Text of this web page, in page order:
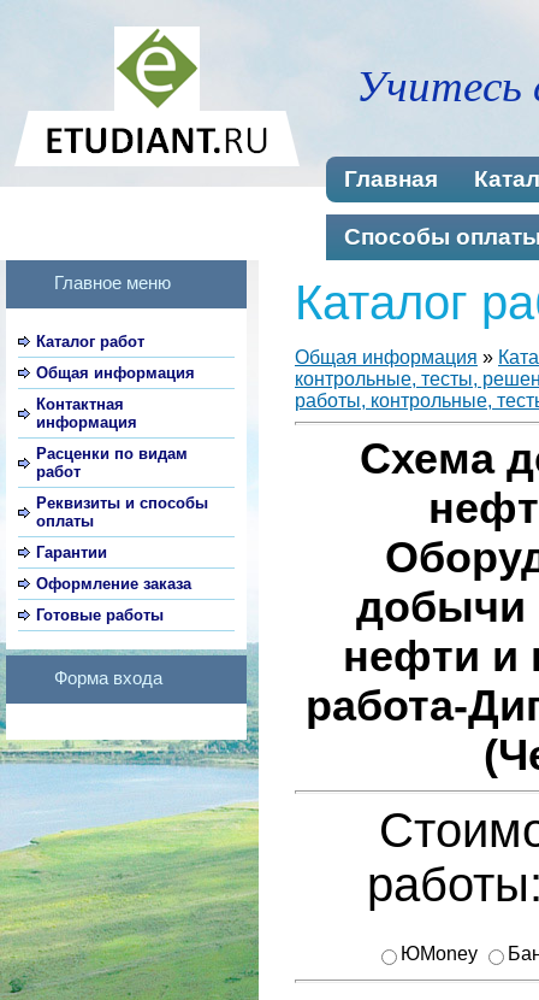
Учитесь
Главная
Способы
Главное меню
Каталог работ
Общая информация
Контактная
информация
Расценки по видам
работ
Реквизиты и способы
оплаты
Гарантии
Оформление заказа
Готовые работы
Форма входа
Каталог
Общая информация »
контрольные, тесты,
работы, контрольные,
Схема
добычи
нефти и
работа-
ЮMoney